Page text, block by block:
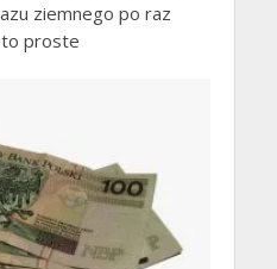
ziemnego po raz
to proste